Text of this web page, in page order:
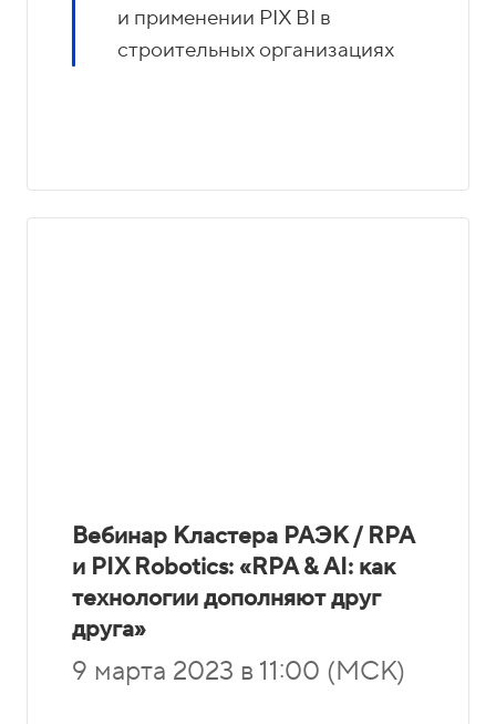
и применении PIX BI в
строительных организациях
Вебинар Кластера РАЭК / RPA
и PIX Robotics: «RPA & АI: как
технологии дополняют друг
друга»
9 марта 2023 в 11:00 (МСК)